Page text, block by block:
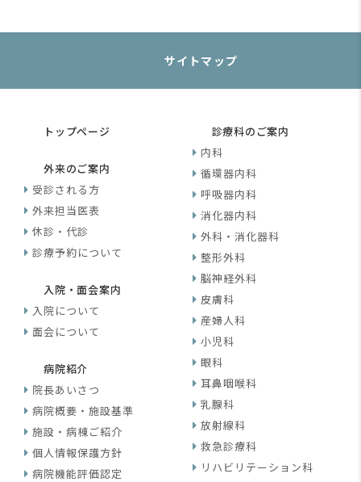
サイトマップ
トップページ
外来のご案内
受診される方
外来担当医表
休診・代診
診療予約について
入院・面会案内
入院について
面会について
病院紹介
院長あいさつ
病院概要・施設基準
施設・病棟ご紹介
個人情報保護方針
病院機能評価認定
診療科のご案内
内科
循環器内科
呼吸器内科
消化器内科
外科・消化器科
整形外科
脳神経外科
皮膚科
産婦人科
小児科
眼科
耳鼻咽喉科
乳腺科
放射線科
救急診療科
リハビリテーション科